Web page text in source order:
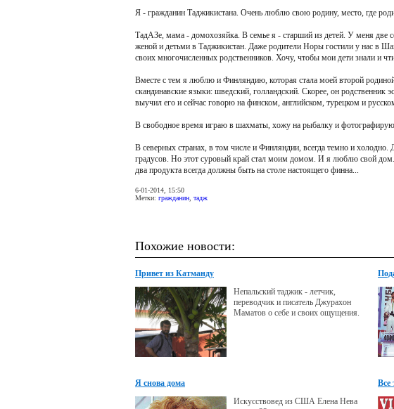
Я - гражданин Таджикистана. Очень люблю свою родину, место, где
ТадАЗе, мама - домохозяйка. В семье я - старший из детей. У меня две
женой и детьми в Таджикистан. Даже родители Норы гостили у нас в
своих многочисленных родственников. Хочу, чтобы мои дети знали и
Вместе с тем я люблю и Финляндию, которая стала моей второй
скандинавские языки: шведский, голландский. Скорее, он родственник
выучил его и сейчас говорю на финском, английском, турецком и
В свободное время играю в шахматы, хожу на рыбалку и
В северных странах, в том числе и Финляндии, всегда темно и
градусов. Но этот суровый край стал моим домом. И я люблю свой
два продукта всегда должны быть на столе настоящего финна...
6-01-2014, 15:50
Метки: гражданин тадж
Похожие новости:
Привет из Катманду
Непальский таджик - летчик,
переводчик и писатель Джурахон
Маматов о себе и своих ощущения.
Я снова дома
Искусствовед из США Елена Нева
Все